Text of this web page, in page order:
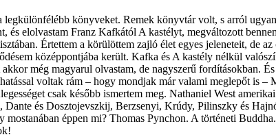
könyveket. Remek könyvtár volt, s arról
és elolvastam Franz Kafkától A kastélyt, megváltozott
Értettem a körülöttem zajló élet egyes jeleneteit, de
középpontjába került. Kafka és A kastély nélkül
még magyarul olvastam, de nagyszerű fordításokban.
voltak rám – hogy mondjak már valami meglepőt is –
csak később ismertem meg. Nathaniel West
és Dosztojevszkij, Berzsenyi, Krúdy, Pilinszky és
éppen mi? Thomas Pynchon. A történeti